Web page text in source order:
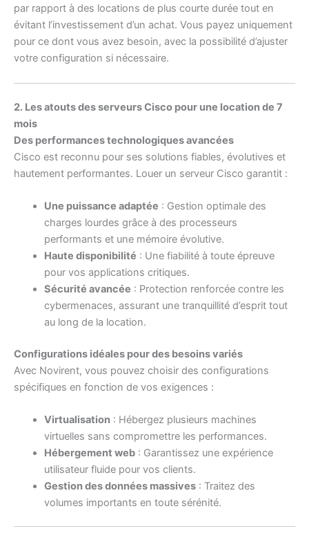
par rapport à des locations de plus courte durée tout en
évitant l’investissement d’un achat. Vous payez uniquement
pour ce dont vous avez besoin, avec la possibilité d’ajuster
votre configuration si nécessaire.
2. Les atouts des serveurs Cisco pour une location de 7
mois
Des performances technologiques avancées
Cisco est reconnu pour ses solutions fiables, évolutives et
hautement performantes. Louer un serveur Cisco garantit :
Une puissance adaptée : Gestion optimale des
charges lourdes grâce à des processeurs
performants et une mémoire évolutive.
Haute disponibilité : Une fiabilité à toute épreuve
pour vos applications critiques.
Sécurité avancée : Protection renforcée contre les
cybermenaces, assurant une tranquillité d’esprit tout
au long de la location.
Configurations idéales pour des besoins variés
Avec Novirent, vous pouvez choisir des configurations
spécifiques en fonction de vos exigences :
Virtualisation: Hébergez plusieurs machines
virtuelles sans compromettre les performances.
Hébergement web: Garantissez une expérience
utilisateur fluide pour vos clients.
Gestion des données massives: Traitez des
volumes importants en toute sérénité.